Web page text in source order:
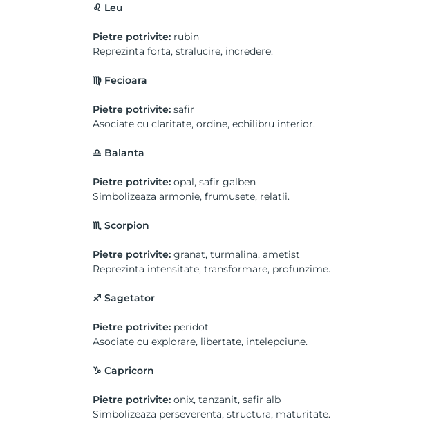
♌ Leu
Pietre potrivite: rubin
Reprezinta forta, stralucire, incredere.
♍ Fecioara
Pietre potrivite: safir
Asociate cu claritate, ordine, echilibru interior.
♎ Balanta
Pietre potrivite: opal, safir galben
Simbolizeaza armonie, frumusete, relatii.
♏ Scorpion
Pietre potrivite: granat, turmalina, ametist
Reprezinta intensitate, transformare, profunzime.
♐ Sagetator
Pietre potrivite: peridot
Asociate cu explorare, libertate, intelepciune.
♑ Capricorn
Pietre potrivite: onix, tanzanit, safir alb
Simbolizeaza perseverenta, structura, maturitate.